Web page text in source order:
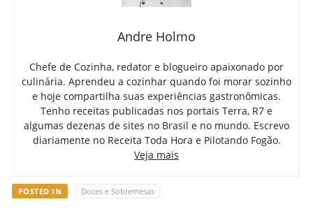
Andre Holmo
Chefe de Cozinha, redator e blogueiro apaixonado por
culinária. Aprendeu a cozinhar quando foi morar sozinho
e hoje compartilha suas experiências gastronômicas.
Tenho receitas publicadas nos portais Terra, R7 e
algumas dezenas de sites no Brasil e no mundo. Escrevo
diariamente no Receita Toda Hora e Pilotando Fogão.
Veja mais
POSTED IN Doces e Sobremesas